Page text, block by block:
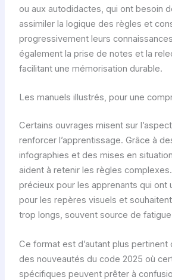
ou aux autodidactes, qui ont besoin
assimiler la logique des règles et
progressivement leurs
également la prise de notes et la
facilitant une mémorisation durable.
Les manuels illustrés, pour une
Certains ouvrages misent sur
renforcer l’apprentissage. Grâce à
infographies et des mises en
aident à retenir les règles
précieux pour les apprenants qui ont
pour les repères visuels et
trop longs, souvent source de
Ce format est d’autant plus pertinent
des nouveautés du code 2025 où
spécifiques peuvent prêter à